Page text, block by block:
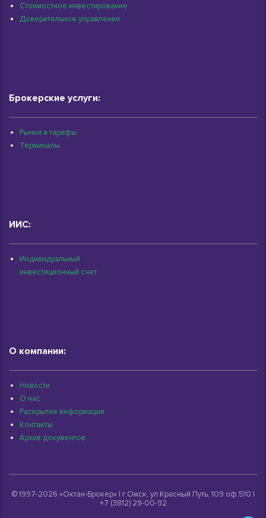
Стоимостное инвестирование
Доверительное управление
Брокерские услуги:
Рынки и тарифы
Терминалы
ИИС:
Индивидуальный
инвестиционный счет
О компании:
Новости
О нас
Раскрытие информации
Контакты
Архив документов
© 1997-2026 «Октан-Брокер» | г.Омск, ул.Красный Путь, 109 оф.510 |
+7 (3812) 29-00-92